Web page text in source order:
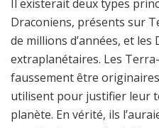
Il existerait deux types
Draconiens, présents sur
de millions d’années, et les
extraplanétaires. Les
faussement être
utilisent pour justifier leur
planète. En vérité, ils